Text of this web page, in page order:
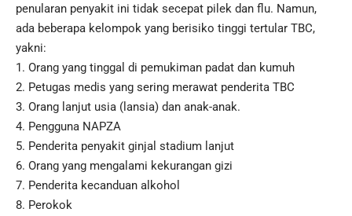
penularan penyakit ini tidak secepat pilek dan flu. Namun,
ada beberapa kelompok yang berisiko tinggi tertular TBC,
yakni:
1. Orang yang tinggal di pemukiman padat dan kumuh
2. Petugas medis yang sering merawat penderita TBC
3. Orang lanjut usia (lansia) dan anak-anak.
4. Pengguna NAPZA
5. Penderita penyakit ginjal stadium lanjut
6. Orang yang mengalami kekurangan gizi
7. Penderita kecanduan alkohol
8. Perokok